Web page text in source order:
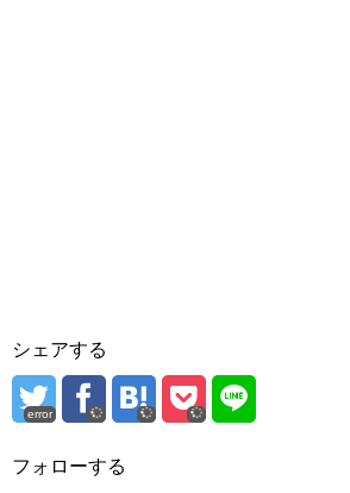
シェアする
error
フォローする